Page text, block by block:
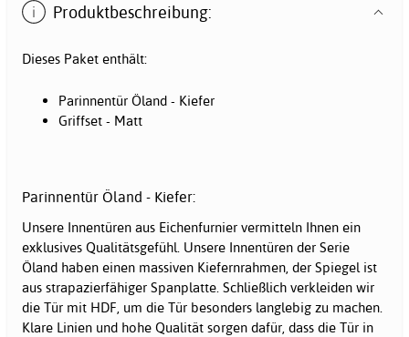
Produktbeschreibung:
Dieses Paket enthält:
Parinnentür Öland - Kiefer
Griffset - Matt
Parinnentür Öland - Kiefer:
Unsere Innentüren aus Eichenfurnier vermitteln Ihnen ein
exklusives Qualitätsgefühl. Unsere Innentüren der Serie
Öland haben einen massiven Kiefernrahmen, der Spiegel ist
aus strapazierfähiger Spanplatte. Schließlich verkleiden wir
die Tür mit HDF, um die Tür besonders langlebig zu machen.
Klare Linien und hohe Qualität sorgen dafür, dass die Tür in